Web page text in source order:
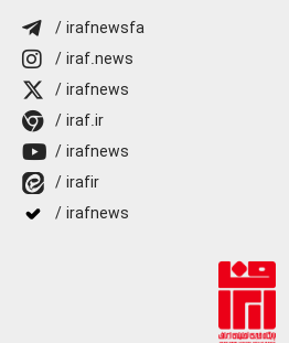
/ irafnewsfa
/ iraf.news
/ irafnews
/ iraf.ir
/ irafnews
/ irafir
/ irafnews